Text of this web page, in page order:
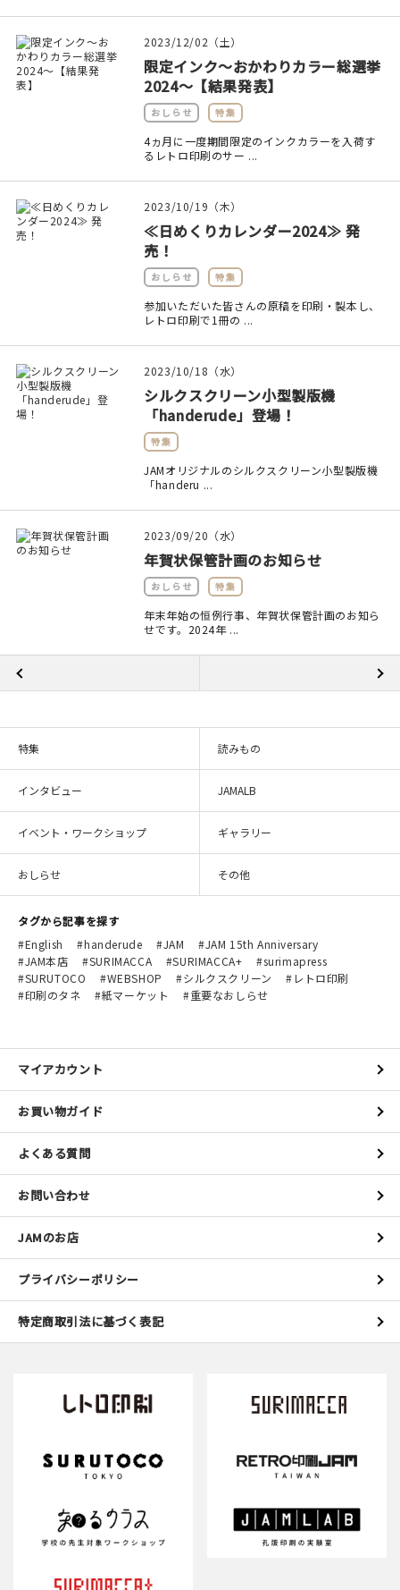
2023/12/02（土）
限定インク～おかわりカラー総選挙
2024～【結果発表】
おしらせ 特集
4ヵ月に一度期間限定のインクカラーを入荷す
るレトロ印刷のサー ...
2023/10/19（木）
≪日めくりカレンダー2024≫ 発
売！
おしらせ 特集
参加いただいた皆さんの原稿を印刷・製本し、
レトロ印刷で1冊の ...
2023/10/18（水）
シルクスクリーン小型製版機
「handerude」登場！
特集
JAMオリジナルのシルクスクリーン小型製版機
「handeru ...
2023/09/20（水）
年賀状保管計画のお知らせ
おしらせ 特集
年末年始の恒例行事、年賀状保管計画のお知ら
せです。2024年 ...
特集 読みもの
インタビュー JAMALB
イベント・ワークショップ ギャラリー
おしらせ その他
タグから記事を探す
English
handerude JAM
JAM 15th Anniversary
JAM本店
SURIMACCA SURIMACCA+
surimapress
SURUTOCO
WEBSHOP シルクスクリーン
レトロ印刷
印刷のタネ
紙マーケット 重要なおしらせ
マイアカウント
お買い物ガイド
よくある質問
お問い合わせ
JAMのお店
プライバシーポリシー
特定商取引法に基づく表記